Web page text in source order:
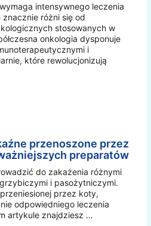
intensywnego leczenia
różni się od
stosowanych w
onkologia dysponuje
i
które rewolucjonizują
przenoszone przez
preparatów
do zakażenia różnymi
i pasożytniczymi.
przez koty,
odpowiedniego leczenia
artykule znajdziesz …